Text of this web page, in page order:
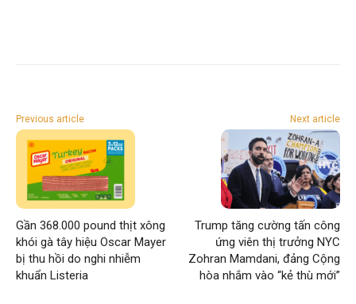
Previous article
Gần 368.000 pound thịt xông
khói gà tây hiệu Oscar Mayer
bị thu hồi do nghi nhiễm
khuẩn Listeria
Next article
Trump tăng cường tấn công
ứng viên thị trưởng NYC
Zohran Mamdani, đảng Cộng
hòa nhắm vào “kẻ thù mới”